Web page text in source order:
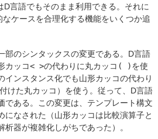
言語でもそのまま利用できる。それに
ケースを合理化する機能をいくつか追
部のシンタックスの変更である。D言語
カッコ< >の代わりに丸カッコ ( )を使
インスタンス化でも山形カッコの代わり
けた丸カッコ）を使う。従って、D言語
である。この変更は、テンプレート構文
になされた（山形カッコは比較演算子と
器が複雑化しがちであった）。